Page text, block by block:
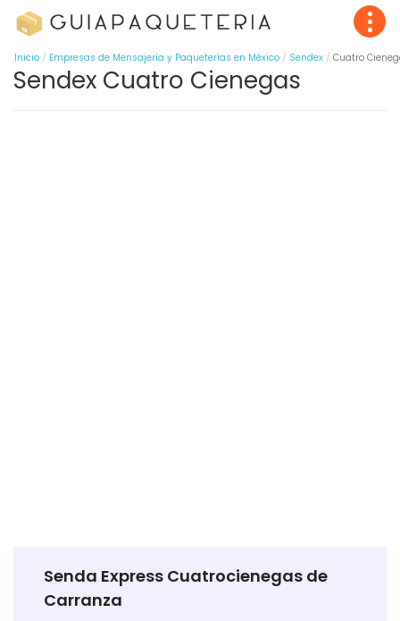
Inicio Empresas de Mensajería y Paqueterías en México Sendex Cuatro
Sendex Cuatro Cienegas
Senda Express Cuatrocienegas de
Carranza